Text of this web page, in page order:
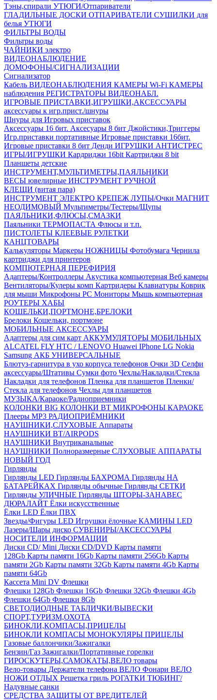
Тэны,спирали УТЮГИ/Отпариватели
ГЛАДИЛЬНЫЕ ДОСКИ ОТПАРИВАТЕЛИ СУШИЛКИ для
белья УТЮГИ
ФИЛЬТРЫ ВОДЫ
Фильтры воды
ЧАЙНИКИ электро
ВИДЕОНАБЛЮДЕНИЕ
ДОМОФОНЫ/СИГНАЛИЗАЦИИ
Сигнализатор
Кабель ВИДЕОНАБЛЮДЕНИЯ КАМЕРЫ Wi-Fi КАМЕРЫ
наблюдения РЕГИСТРАТОРЫ ВИДЕОНАБЛ.
ИГРОВЫЕ ПРИСТАВКИ,ИГРУШКИ,АКСЕССУАРЫ
аксесcуары к игр.прист./шнуры
Шнуры для Игровых приставок
Аксессуары 16 бит. Аксесуары 8 бит Джойстики,Триггеры
Игр.приставки портативные Игровые приставки 16бит.
Игровые приставки 8 бит Денди ИГРУШКИ АНТИСТРЕС
ИГРЫ/ИГРУШКИ Кардриджи 16bit Картриджи 8 bit
Планшеты детские
ИНСТРУМЕНТ,МУЛЬТИМЕТРЫ,ПАЯЛЬНИКИ
ВЕСЫ ювелирные ИНСТРУМЕНТ РУЧНОЙ
КЛЕЩИ (витая пара)
ИНСТРУМЕНТ ЭЛЕКТРО КРЕПЕЖ ЛУПЫ/Очки МАГНИТ
НЕОДИМОВЫЙ Мультиметры/Тестеры/Щупы
ПАЯЛЬНИКИ,ФЛЮСЫ,СМАЗКИ
Паяльники ТЕРМОПАСТА Флюсы и т.п.
ПИСТОЛЕТЫ КЛЕЕВЫЕ РУЛЕТКИ
КАНЦТОВАРЫ
Калькуляторы Маркеры НОЖНИЦЫ Фотобумага Чернила
картриджи для принтеров
КОМПЮТЕРНАЯ ПЕРЕФИРИЯ
Адаптеры/Контроллеры Акустика компьютерная Веб камеры
Вентиляторы/Кулеры комп Картридеры Клавиатуры Коврик
для мыши Микрофоны PC Мониторы Мышь компьютерная
РОУТЕРЫ ХАБЫ
КОШЕЛЬКИ,ПОРТМОНЕ,БРЕЛОКИ
Брелоки Кошельки, портмоне
МОБИЛЬНЫЕ АКСЕССУАРЫ
Адаптеры для сим карт АККУМУЛЯТОРЫ МОБИЛЬНЫХ
ALCATEL FLY HTC / LENOVO Huawei IPhone LG Nokia
Samsung АКБ УНИВЕРСАЛЬНЫЕ
Блютуз-гарнитура в ухо корпуса телефонов Очки 3D Селфи
аксессуары/Штативы Сумки фото Чехлы/Накладки/Стекла
Накладки для телефонов Пленка для планшетов Пленки/
Стекла для телефонов Чехлы для планшетов
МУЗЫКА/Караоке/Радиоприемники
КОЛОНКИ BIG КОЛОНКИ BT МИКРОФОНЫ КАРАОКЕ
Плееры MP3 РАДИОПРИЁМНИКИ
НАУШНИКИ,СЛУХОВЫЕ Аппараты
НАУШНИКИ BT/AIRPODS
НАУШНИКИ Внутриканальные
НАУШНИКИ Полноразмерные СЛУХОВЫЕ АППАРАТЫ
НОВЫЙ ГОД
Гирлянды
Гирлянды LED Гирлянды БАХРОМА Гирлянды НА
БАТАРЕЙКАХ Гирлянды обычные Гирлянды СЕТКИ
Гирлянды УЛИЧНЫЕ Гирлянды ШТОРЫ-ЗАНАВЕС
ДЮРАЛАЙТ Ёлки искусственные
Ёлки LED Ёлки ПВХ
Звезды/Фигуры LED Игрушки ёлочные КАМИНЫ LED
Лазеры/Шары диско СУВЕНИРЫ/АКСЕССУАРЫ
НОСИТЕЛИ ИНФОРМАЦИИ
Диски CD/ Mini Диски CD/DVD Карты памяти
128Gb Карты памяти 16Gb Карты памяти 256Gb Карты
памяти 2Gb Карты памяти 32Gb Карты памяти 4Gb Карты
памяти 64Gb
Кассета Mini DV Флешки
Флешки 128Gb Флешки 16Gb Флешки 32Gb Флешки 4Gb
Флешки 64Gb Флешки 8Gb
СВЕТОДИОДНЫЕ ТАБЛИЧКИ/ВЫВЕСКИ
СПОРТ,ТУРИЗМ,ОХОТА
БИНОКЛИ,КОМПАСЫ,ПРИЦЕЛЫ
БИНОКЛИ КОМПАСЫ МОНОКУЛЯРЫ ПРИЦЕЛЫ
Газовые баллончики/Зажигалки
Бензин/Газ Зажигалки/Портативные горелки
ГИРОСКУТЕРЫ,САМОКАТЫ,ВЕЛО товары
Вело-товары Держатели телефона ВЕЛО Фонари ВЕЛО
НОЖИ ОТДЫХ Решетка гриль РОГАТКИ ТЮБИНГ/
Надувные санки
СРЕДСТВА ЗАЩИТЫ ОТ ВРЕДИТЕЛЕЙ